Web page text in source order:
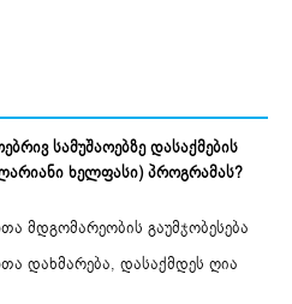
სამუშაოებზე დასაქმების
ხელფასი) პროგრამას?
მდგომარეობის გაუმჯობესება
დახმარება, დასაქმდეს ღია